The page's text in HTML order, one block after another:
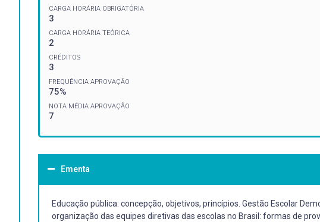
CARGA HORÁRIA OBRIGATÓRIA
3
CARGA HORÁRIA TEÓRICA
2
CRÉDITOS
3
FREQUÊNCIA APROVAÇÃO
75%
NOTA MÉDIA APROVAÇÃO
7
Ementa
Educação pública: concepção, objetivos, princípios. Gestão Escolar
organização das equipes diretivas das escolas no Brasil: formas de